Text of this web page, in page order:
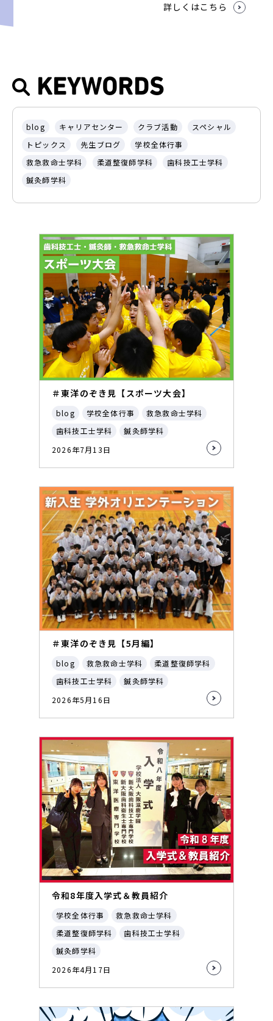
詳しくはこちら
KEYWORDS
blog キャリアセンター クラブ活動
スペシャル
トピックス
先生ブログ
学校全体行事
救急救命士学科
柔道整復師学科
歯科技工士学科
鍼灸師学科
＃東洋のぞき見【スポーツ大会】
blog 学校全体行事
救急救命士学科
歯科技工士学科
鍼灸師学科
2026年7月13日
＃東洋のぞき見【5月編】
blog 救急救命士学科
柔道整復師学科
歯科技工士学科
鍼灸師学科
2026年5月16日
令和8年度入学式＆教員紹介
学校全体行事
救急救命士学科
柔道整復師学科
歯科技工士学科
鍼灸師学科
2026年4月17日